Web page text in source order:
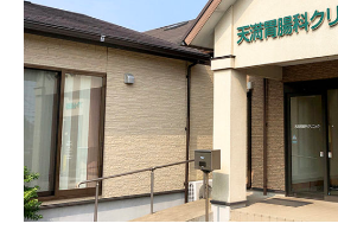
お知らせ